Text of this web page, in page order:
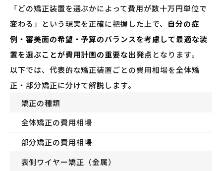
「どの矯正装置を選ぶかによって費用が数十万円単位で
変わる」という現実を正確に把握した上で、
自分の症
例・審美面の希望・予算のバランスを考慮して最適な装
置を選ぶことが費用計画の重要な出発点 となります。
以下では、代表的な矯正装置ごとの費用相場を全体矯
正・部分矯正に分けて解説します。
矯正の種類
全体矯正の費用相場
部分矯正の費用相場
表側ワイヤー矯正（金属）